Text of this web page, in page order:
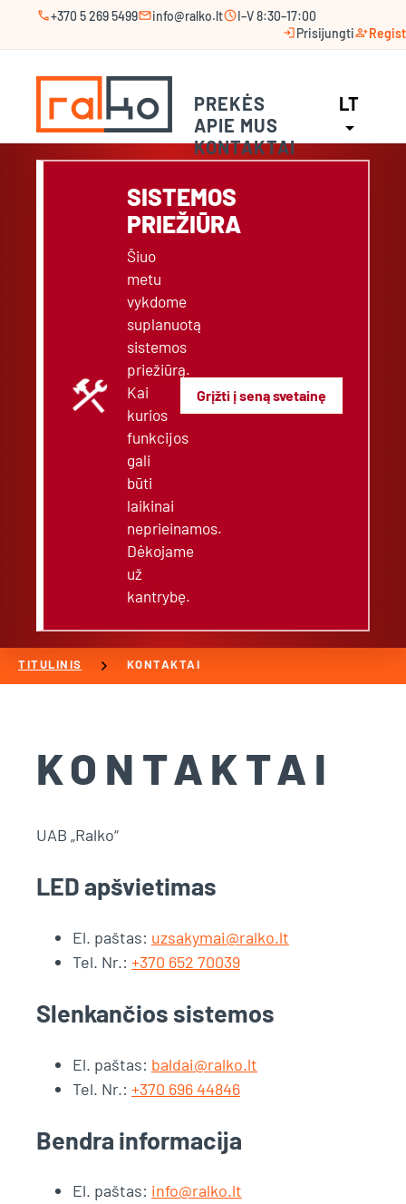
call+370 5 269 5499mailinfo@ralko.ltscheduleI–V 8:30–17:00
loginPrisijungtiperson_add
PREKĖS
APIE MUS
KONTAKTAI
LT
arrow_drop_down
construction
SISTEMOS
PRIEŽIŪRA
Šiuo
metu
vykdome
suplanuotą
sistemos
priežiūrą.
Kai
kurios
funkcijos
gali
būti
laikinai
neprieinamos.
Dėkojame
už
kantrybę.
Grįžti į seną svetainę
TITULINIS chevron_right KONTAKTAI
KONTAKTAI
UAB „Ralko“
LED apšvietimas
El. paštas: uzsakymai@ralko.lt
Tel. Nr.: +370 652 70039
Slenkančios sistemos
El. paštas: baldai@ralko.lt
Tel. Nr.: +370 696 44846
Bendra informacija
El. paštas: info@ralko.lt